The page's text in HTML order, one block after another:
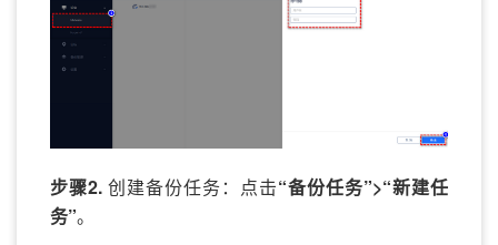
步骤2. 创建备份任务：点击“备份任务”>“新建任
务”。